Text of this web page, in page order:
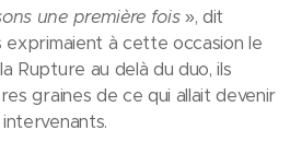
une première fois», dit
exprimaient à cette occasion le
Rupture au delà du duo, ils
graines de ce qui allait devenir